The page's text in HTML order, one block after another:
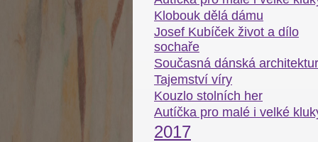
Klobouk dělá dámu
Josef Kubíček život a dílo
sochaře
Současná dánská
Tajemství víry
Kouzlo stolních her
Autíčka pro malé i velké
2017